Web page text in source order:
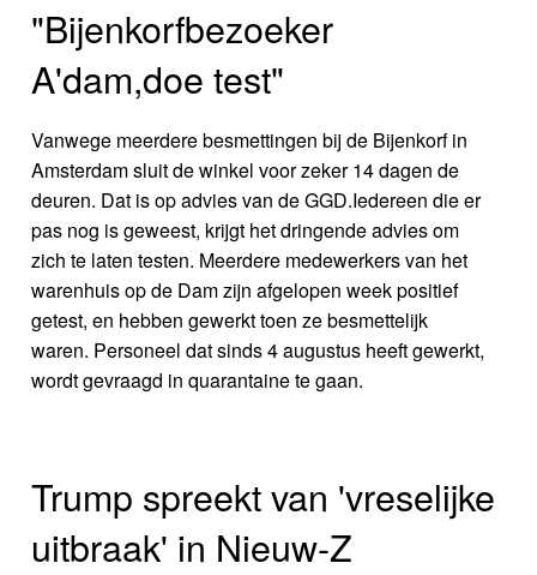
"Bijenkorfbezoeker
A'dam,doe test"
Vanwege meerdere besmettingen bij de Bijenkorf in
Amsterdam sluit de winkel voor zeker 14 dagen de
deuren. Dat is op advies van de GGD.Iedereen die er
pas nog is geweest, krijgt het dringende advies om
zich te laten testen. Meerdere medewerkers van het
warenhuis op de Dam zijn afgelopen week positief
getest, en hebben gewerkt toen ze besmettelijk
waren. Personeel dat sinds 4 augustus heeft gewerkt,
wordt gevraagd in quarantaine te gaan.
Trump spreekt van 'vreselijke
uitbraak' in Nieuw-Z